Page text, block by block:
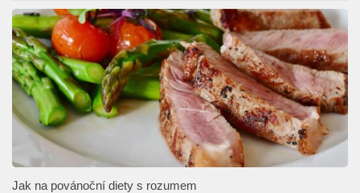
Jak na povánoční diety s rozumem